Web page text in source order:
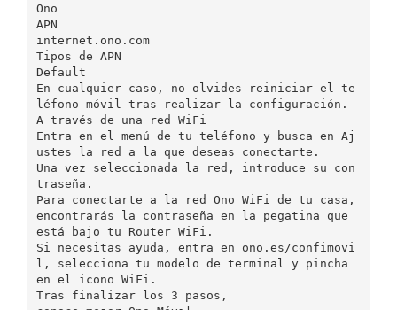
Ono
APN
internet.ono.com
Tipos de APN
Default
En cualquier caso, no olvides reiniciar el te
léfono móvil tras realizar la configuración.
A través de una red WiFi
Entra en el menú de tu teléfono y busca en Aj
ustes la red a la que deseas conectarte.
Una vez seleccionada la red, introduce su con
traseña.
Para conectarte a la red Ono WiFi de tu casa,
encontrarás la contraseña en la pegatina que
está bajo tu Router WiFi.
Si necesitas ayuda, entra en ono.es/confimovi
l, selecciona tu modelo de terminal y pincha
en el icono WiFi.
Tras finalizar los 3 pasos,